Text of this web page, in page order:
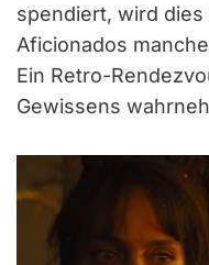
spendiert, wird
Aficionados
Ein Retro-
Gewissens